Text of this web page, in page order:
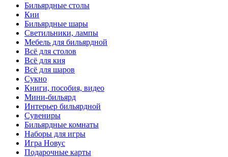
Бильярдные столы
Кии
Бильярдные шары
Светильники, лампы
Мебель для бильярдной
Всё для столов
Всё для кия
Всё для шаров
Сукно
Книги, пособия, видео
Мини-бильярд
Интерьер бильярдной
Сувениры
Бильярдные комнаты
Наборы для игры
Игра Новус
Подарочные карты